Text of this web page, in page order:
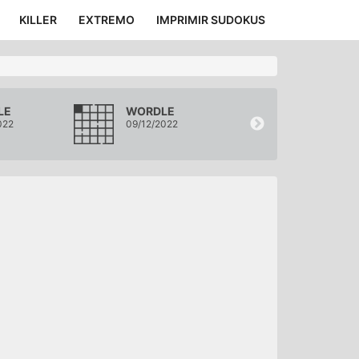
KILLER EXTREMO IMPRIMIR SUDOKUS
WORDLE
09/12/2022